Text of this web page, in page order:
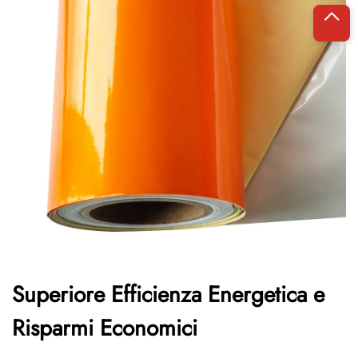
Superiore Efficienza Energetica e
Risparmi Economici